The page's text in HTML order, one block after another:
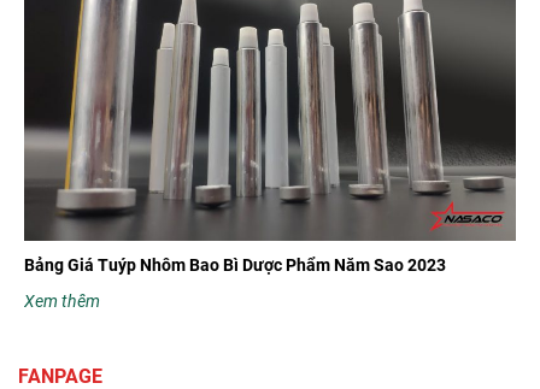
Bảng Giá Tuýp Nhôm Bao Bì Dược Phẩm Năm Sao 2023
Xem thêm
FANPAGE